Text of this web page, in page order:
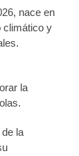
nace en
climático y
la
la